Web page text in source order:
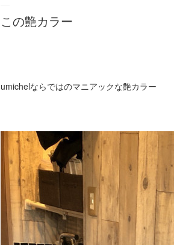
この艶カラー
umichelならではのマニアックな艶カラー